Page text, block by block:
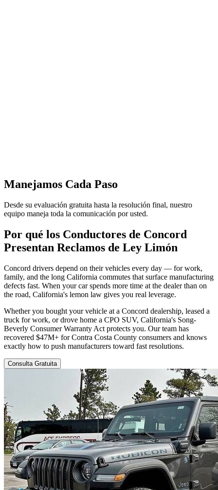
Manejamos Cada Paso
Desde su evaluación gratuita hasta la resolución final, nuestro
equipo maneja toda la comunicación por usted.
Por qué los Conductores de Concord
Presentan Reclamos de Ley Limón
Concord drivers depend on their vehicles every day — for work,
family, and the long California commutes that surface manufacturing
defects fast. When your car spends more time at the dealer than on
the road, California's lemon law gives you real leverage.
Whether you bought your vehicle at a Concord dealership, leased a
truck for work, or drove home a CPO SUV, California's Song-
Beverly Consumer Warranty Act protects you. Our team has
recovered $47M+ for Contra Costa County consumers and knows
exactly how to push manufacturers toward fast resolutions.
Consulta Gratuita